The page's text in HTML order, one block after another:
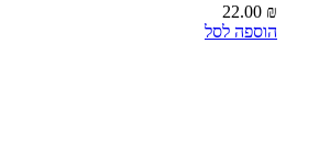
22.00 ₪
הוספה לסל